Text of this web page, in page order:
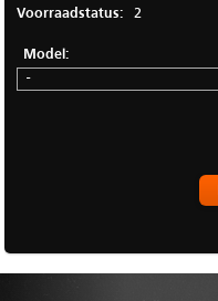
Voorraadstatus:
2
Model: